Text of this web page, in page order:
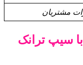
مشتریان
سیپ ترانک